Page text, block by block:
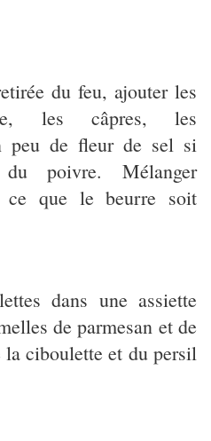
du feu, ajouter les
les câpres, les
peu de fleur de sel si
poivre. Mélanger
ce que le beurre soit
dans une assiette
de parmesan et de
la ciboulette et du persil